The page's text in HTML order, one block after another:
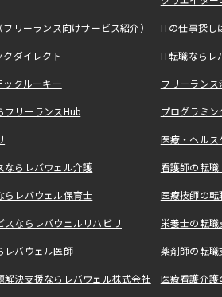
リーランス向けサービス紹介） ITの仕事探
クダイレクト IT転職なら
ックルーキー フリーラン
フリーランスHub プログラミ
医療・ヘル
ならレバウェル介護 看護師の転
らレバウェル保育士 医療技師の
スならレバウェルリハビリ 栄養士の転
レバウェル医師 薬剤師の転
解決支援ならレバウェル株式会社 医療看護介